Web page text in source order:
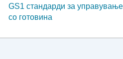
GS1 стандарди за управување
со готовина